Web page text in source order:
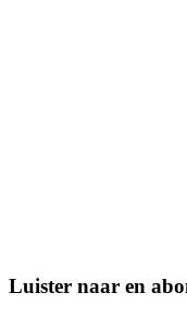
Luister naar en